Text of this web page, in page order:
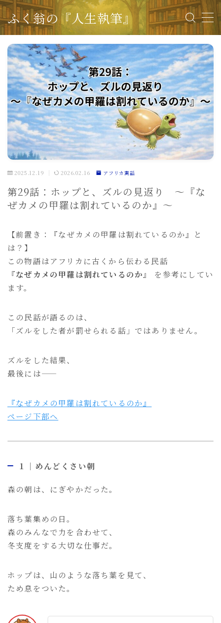
ふく翁の『人生執筆』
＜流れと費用＞こちらをクリック
人生を執筆したい方へ
お知らせ 1
キャラクター 4
ふく翁の記憶書庫 ー世界の寓話ー 38
アフリカ寓話 3
アメリカ大陸寓話
オリジナル寓話
ヨーロッパ寓話
中東アラビア寓話 3
南アジア寓話 4
中国寓話
日本寓話
東南アジア寓話
人生執筆 3
2025.12.19 2026.02.16 アフリカ寓話
第29話：ホップと、ズルの見返り 〜『な
ぜカメの甲羅は割れているのか』〜
【前置き：『なぜカメの甲羅は割れているのか』と
は？】
この物語はアフリカに古くから伝わる民話
『なぜカメの甲羅は割れているのか』
を参考にしてい
ます。
この民話が語るのは、
「ズルをした者が罰せられる話」ではありません。
ズルをした結果、
最後には――
『なぜカメの甲羅は割れているのか』
ページ下部へ
１｜めんどくさい朝
森の朝は、にぎやかだった。
落ち葉集めの日。
森のみんなで力を合わせて、
冬支度をする大切な仕事だ。
ホップは、山のような落ち葉を見て、
ため息をついた。